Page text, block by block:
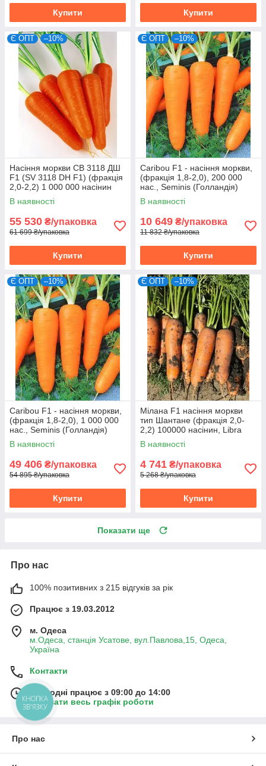
Купити Купити
Є ОПТ –10%
Насіння моркви СВ 3118 ДШ
F1 (SV 3118 DH F1) (фракція
2,0-2,2) 1 000 000 насінин
Seminis (Голландія)
В наявності
55 530 ₴/упаковка
61 699 ₴/упаковка
Купити
Є ОПТ –10%
Caribou F1 - насіння моркви,
(фракція 1,8-2,0), 200 000
нас., Seminis (Голландія)
В наявності
10 649 ₴/упаковка
11 832 ₴/упаковка
Купити
Є ОПТ –10%
Caribou F1 - насіння моркви,
(фракція 1,8-2,0), 1 000 000
нас., Seminis (Голландія)
В наявності
49 406 ₴/упаковка
54 895 ₴/упаковка
Купити
Є ОПТ –10%
Мілана F1 насіння моркви
тип Шантане (фракція 2,0-
2,2) 100000 насінин, Libra
Seeds, Нідерланди
В наявності
4 741 ₴/упаковка
5 268 ₴/упаковка
Купити
Показати ще
Про нас
100% позитивних з 215 відгуків за рік
Працює з 19.03.2012
м. Одеса
м.Одеса, станція Усатове, вул.Павлова,15, Одеса,
Україна
Контакти
Сьогодні працює з 09:00 до 14:00
Показати весь графік роботи
Про нас
КНОПКА
ЗВ'ЯЗКУ